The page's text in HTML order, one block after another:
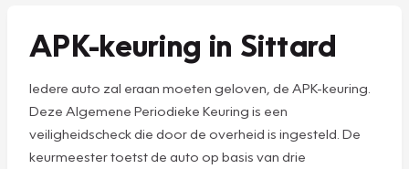
APK-keuring in Sittard
Iedere auto zal eraan moeten geloven, de APK-keuring.
Deze Algemene Periodieke Keuring is een
veiligheidscheck die door de overheid is ingesteld. De
keurmeester toetst de auto op basis van drie